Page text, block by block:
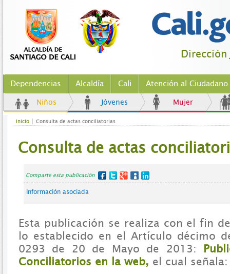
Dependencias Alcaldía Cali Atención al Ciudadano
Niños Jóvenes Mujer
Inicio Consulta de actas conciliatorias
Consulta de actas
Comparte esta publicación
Información asociada
Esta publicación se realiza con el fin
lo establecido en el Artículo décimo
0293 de 20 de Mayo de 2013:
Conciliatorios en la web, el cual señala: